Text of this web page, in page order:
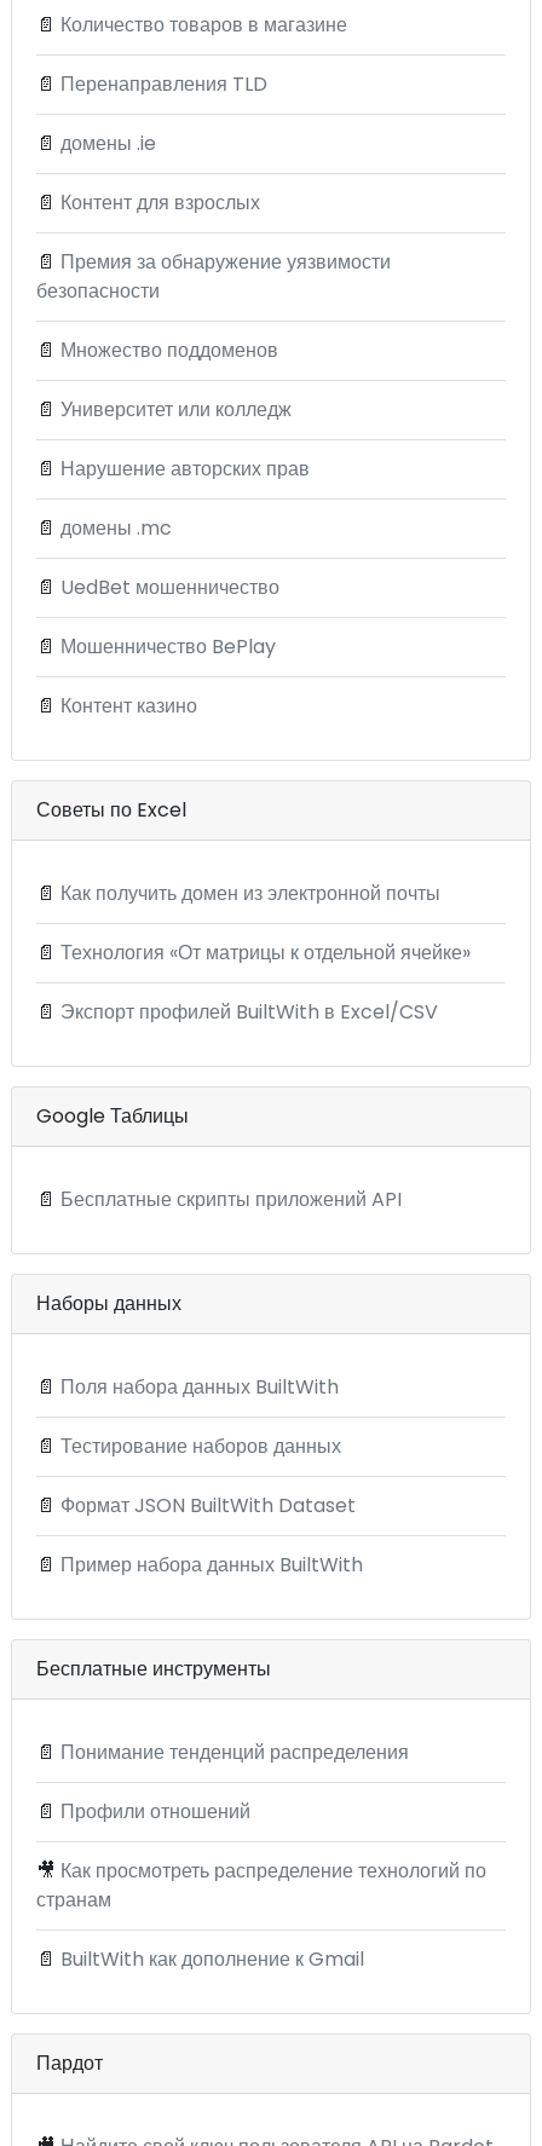
📄 Количество товаров в магазине
📄 Перенаправления TLD
📄 домены .ie
📄 Контент для взрослых
📄 Премия за обнаружение уязвимости
безопасности
📄 Множество поддоменов
📄 Университет или колледж
📄 Нарушение авторских прав
📄 домены .mc
📄 UedBet мошенничество
📄 Мошенничество BePlay
📄 Контент казино
Советы по Excel
📄 Как получить домен из электронной почты
📄 Технология «От матрицы к отдельной ячейке»
📄 Экспорт профилей BuiltWith в Excel/CSV
Google Таблицы
📄 Бесплатные скрипты приложений API
Наборы данных
📄 Поля набора данных BuiltWith
📄 Тестирование наборов данных
📄 Формат JSON BuiltWith Dataset
📄 Пример набора данных BuiltWith
Бесплатные инструменты
📄 Понимание тенденций распределения
📄 Профили отношений
🎥 Как просмотреть распределение технологий по
странам
📄 BuiltWith как дополнение к Gmail
Пардот